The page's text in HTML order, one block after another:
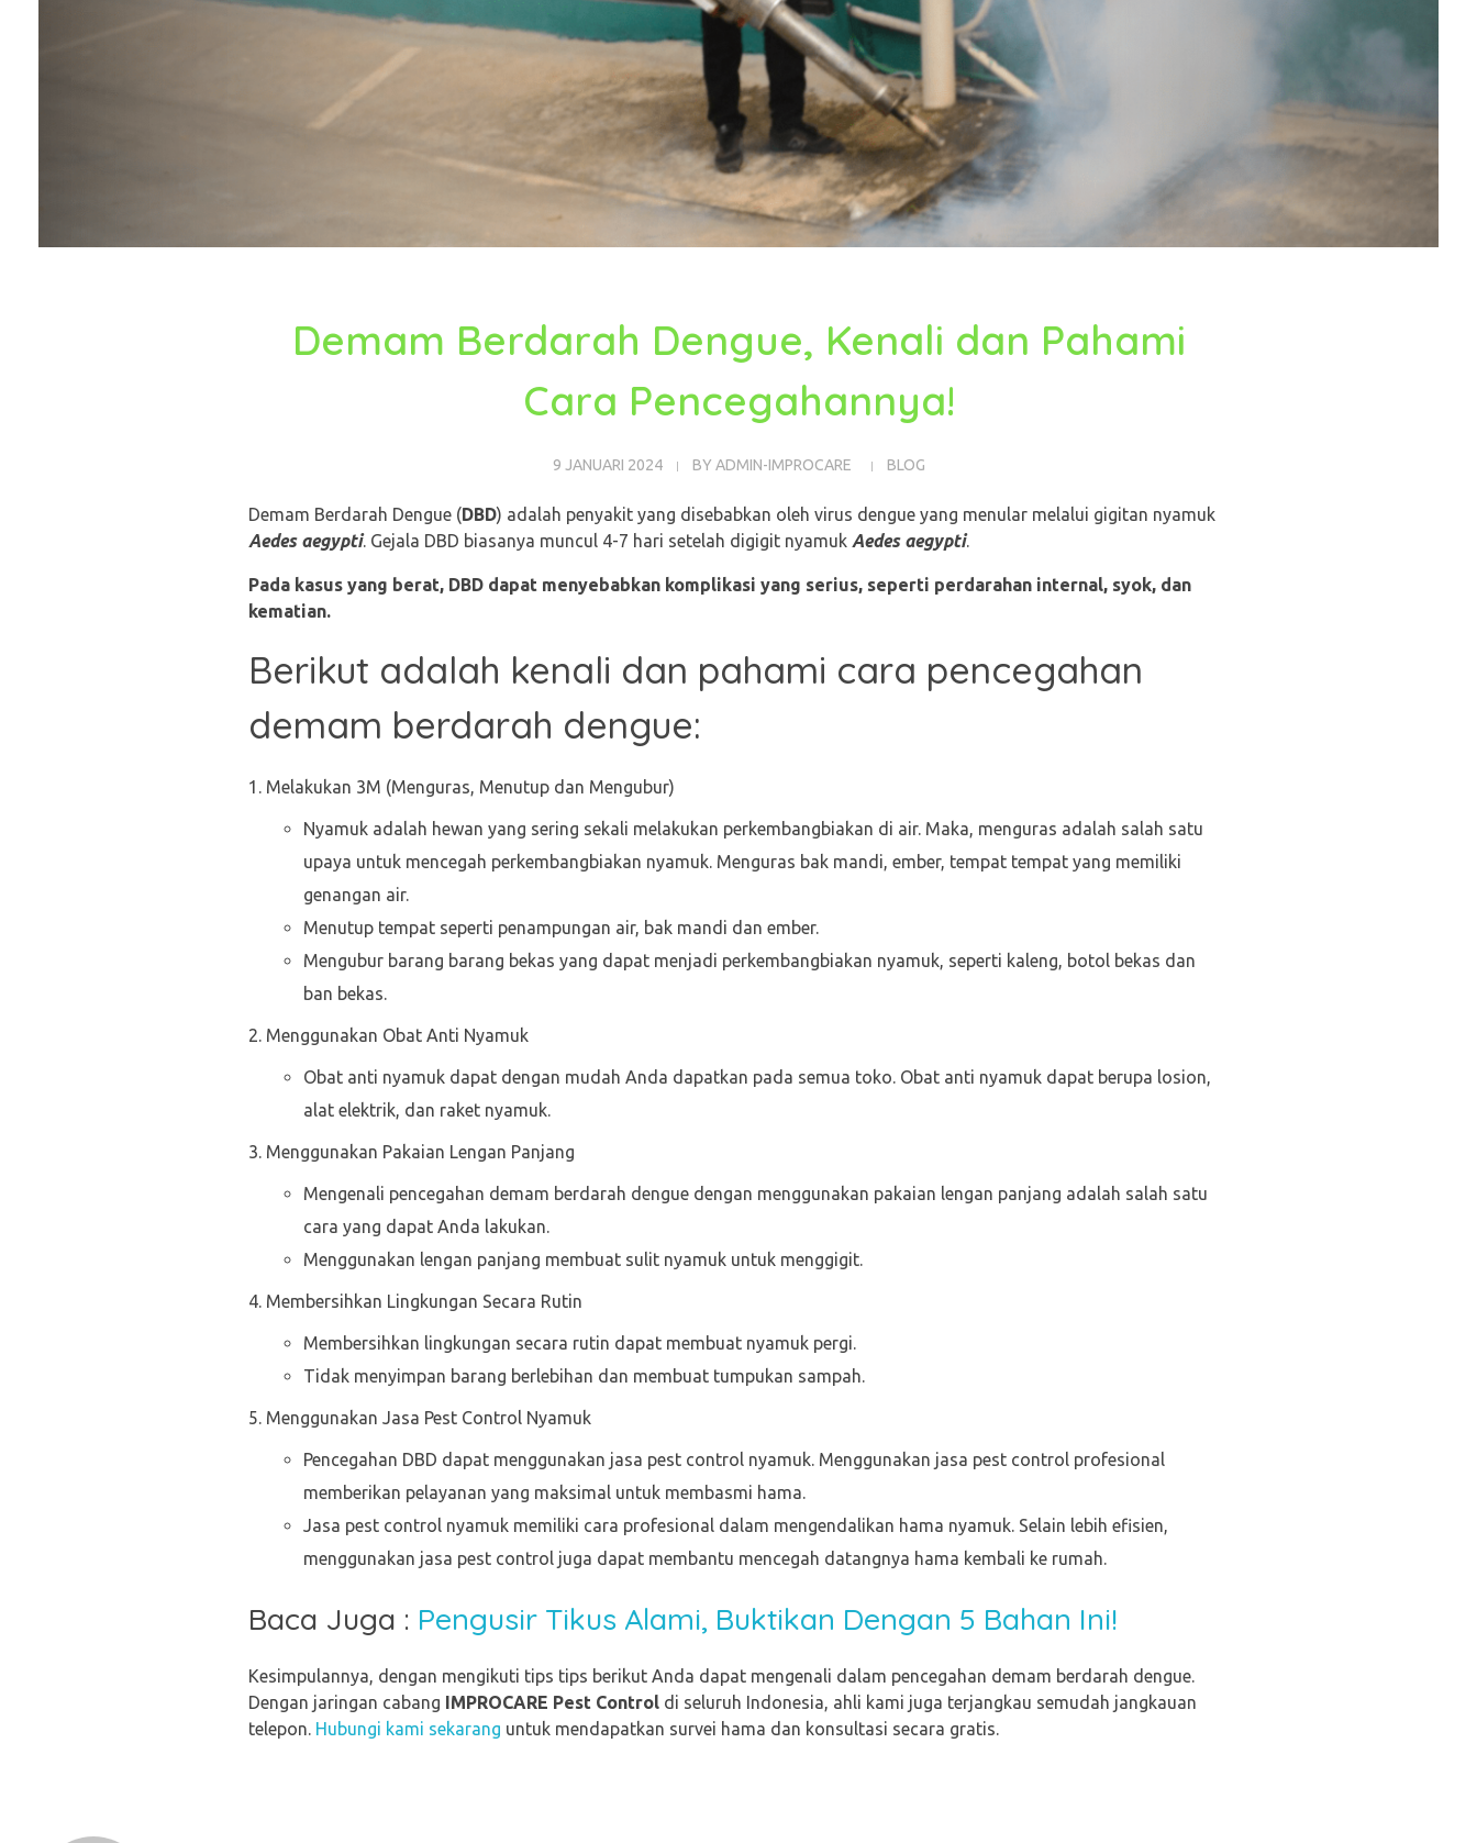
Demam Berdarah Dengue, Kenali dan Pahami
Cara Pencegahannya!
9 JANUARI 2024 BY ADMIN-IMPROCARE BLOG
Demam Berdarah Dengue (DBD) adalah penyakit yang disebabkan oleh virus dengue yang menular melalui gigitan nyamuk
Aedes aegypti. Gejala DBD biasanya muncul 4-7 hari setelah digigit nyamuk Aedes aegypti.
Pada kasus yang berat, DBD dapat menyebabkan komplikasi yang serius, seperti perdarahan internal, syok, dan
kematian.
Berikut adalah kenali dan pahami cara pencegahan
demam berdarah dengue:
Melakukan 3M (Menguras, Menutup dan Mengubur)
Nyamuk adalah hewan yang sering sekali melakukan perkembangbiakan di air. Maka, menguras adalah salah satu
upaya untuk mencegah perkembangbiakan nyamuk. Menguras bak mandi, ember, tempat tempat yang memiliki
genangan air.
Menutup tempat seperti penampungan air, bak mandi dan ember.
Mengubur barang barang bekas yang dapat menjadi perkembangbiakan nyamuk, seperti kaleng, botol bekas dan
ban bekas.
Menggunakan Obat Anti Nyamuk
Obat anti nyamuk dapat dengan mudah Anda dapatkan pada semua toko. Obat anti nyamuk dapat berupa losion,
alat elektrik, dan raket nyamuk.
Menggunakan Pakaian Lengan Panjang
Mengenali pencegahan demam berdarah dengue dengan menggunakan pakaian lengan panjang adalah salah satu
cara yang dapat Anda lakukan.
Menggunakan lengan panjang membuat sulit nyamuk untuk menggigit.
Membersihkan Lingkungan Secara Rutin
Membersihkan lingkungan secara rutin dapat membuat nyamuk pergi.
Tidak menyimpan barang berlebihan dan membuat tumpukan sampah.
Menggunakan Jasa Pest Control Nyamuk
Pencegahan DBD dapat menggunakan jasa pest control nyamuk. Menggunakan jasa pest control profesional
memberikan pelayanan yang maksimal untuk membasmi hama.
Jasa pest control nyamuk memiliki cara profesional dalam mengendalikan hama nyamuk. Selain lebih efisien,
menggunakan jasa pest control juga dapat membantu mencegah datangnya hama kembali ke rumah.
Baca Juga : Pengusir Tikus Alami, Buktikan Dengan 5 Bahan Ini!
Kesimpulannya, dengan mengikuti tips tips berikut Anda dapat mengenali dalam pencegahan demam berdarah dengue.
Dengan jaringan cabang IMPROCARE Pest Control di seluruh Indonesia, ahli kami juga terjangkau semudah jangkauan
telepon. Hubungi kami sekarang untuk mendapatkan survei hama dan konsultasi secara gratis.